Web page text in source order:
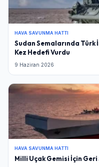
HAVA SAVUNMA HATTI
Sudan Semalarında Türk
Kez Hedefi Vurdu
9 Haziran 2026
HAVA SAVUNMA HATTI
Milli Uçak Gemisi İçin Geri